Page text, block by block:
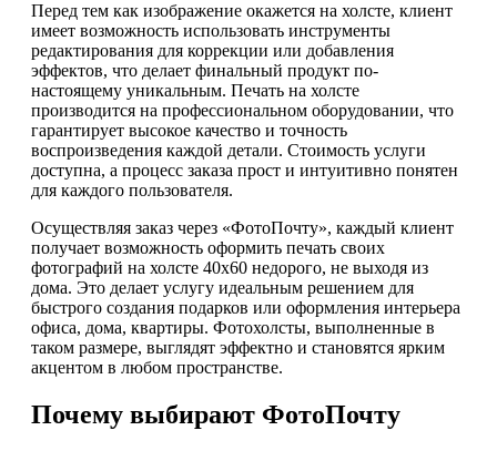
Перед тем как изображение окажется на холсте, клиент
имеет возможность использовать инструменты
редактирования для коррекции или добавления
эффектов, что делает финальный продукт по-
настоящему уникальным. Печать на холсте
производится на профессиональном оборудовании, что
гарантирует высокое качество и точность
воспроизведения каждой детали. Стоимость услуги
доступна, а процесс заказа прост и интуитивно понятен
для каждого пользователя.
Осуществляя заказ через «ФотоПочту», каждый клиент
получает возможность оформить печать своих
фотографий на холсте 40х60 недорого, не выходя из
дома. Это делает услугу идеальным решением для
быстрого создания подарков или оформления интерьера
офиса, дома, квартиры. Фотохолсты, выполненные в
таком размере, выглядят эффектно и становятся ярким
акцентом в любом пространстве.
Почему выбирают ФотоПочту